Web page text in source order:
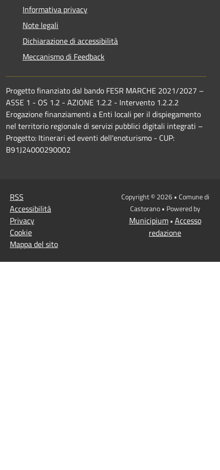
Informativa privacy
Note legali
Dichiarazione di accessibilità
Meccanismo di Feedback
Progetto finanziato dal bando FESR MARCHE 2021/2027 –
ASSE 1 - OS 1.2 - AZIONE 1.2.2 - Intervento 1.2.2.2
Erogazione finanziamenti a Enti locali per il dispiegamento
nel territorio regionale di servizi pubblici digitali integrati –
Progetto: Itinerari ed eventi dell'enoturismo - CUP:
B91J24000290002
RSS
Accessibilità
Privacy
Cookie
Mappa del sito
Copyright © 2026 • Comune di
Castorano • Powered by
Municipium• Accesso
redazione